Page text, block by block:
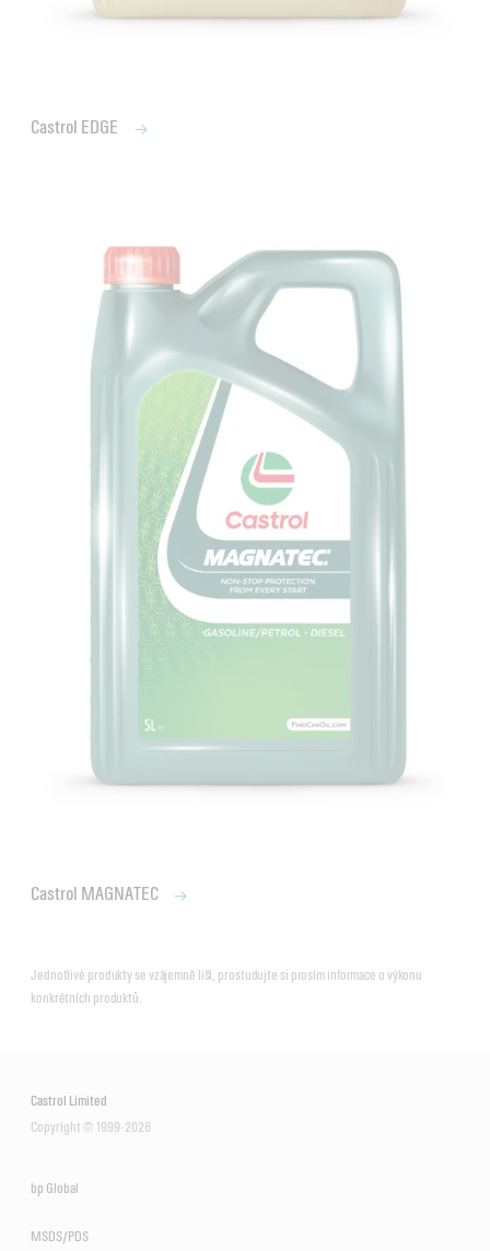
Castrol EDGE
Castrol MAGNATEC
Jednotlivé produkty se vzájemně liší, prostudujte si prosím informace o výkonu
konkrétních produktů.
Castrol Limited
Copyright © 1999-2026
bp Global
MSDS/PDS